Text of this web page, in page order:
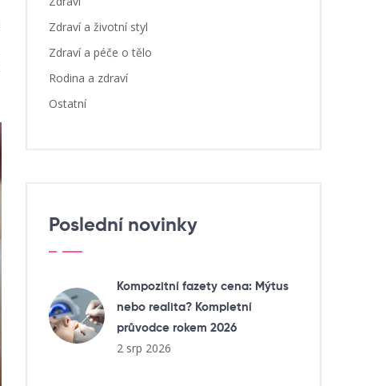
Zdraví a životní styl
Zdraví a péče o tělo
Rodina a zdraví
Ostatní
Poslední novinky
Kompozitní fazety cena: Mýtus
nebo realita? Kompletní
průvodce rokem 2026
2 srp 2026